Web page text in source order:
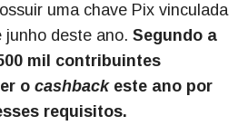
uma chave Pix vinculada
junho deste ano. Segundo a
mil contribuintes
o cashbackeste ano por
requisitos.